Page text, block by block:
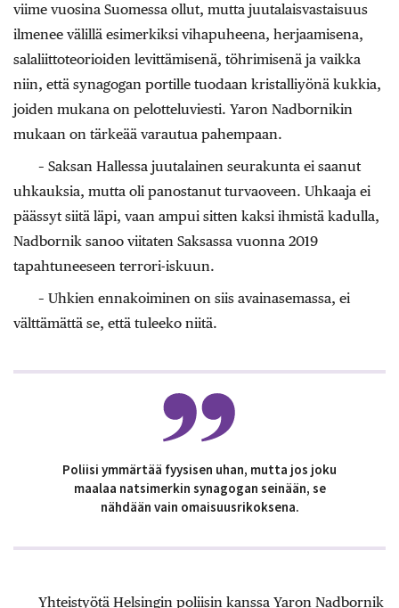
viime vuosina Suomessa ollut, mutta juutalaisvastaisuus
ilmenee välillä esimerkiksi vihapuheena, herjaamisena,
salaliittoteorioiden levittämisenä, töhrimisenä ja vaikka
niin, että synagogan portille tuodaan kristalliyönä kukkia,
joiden mukana on pelotteluviesti. Yaron Nadbornikin
mukaan on tärkeää varautua pahempaan.
– Saksan Hallessa juutalainen seurakunta ei saanut
uhkauksia, mutta oli panostanut turvaoveen. Uhkaaja ei
päässyt siitä läpi, vaan ampui sitten kaksi ihmistä kadulla,
Nadbornik sanoo viitaten Saksassa vuonna 2019
tapahtuneeseen terrori-iskuun.
– Uhkien ennakoiminen on siis avainasemassa, ei
välttämättä se, että tuleeko niitä.
Poliisi ymmärtää fyysisen uhan, mutta jos joku
maalaa natsimerkin synagogan seinään, se
nähdään vain omaisuusrikoksena.
Yhteistyötä Helsingin poliisin kanssa Yaron Nadbornik